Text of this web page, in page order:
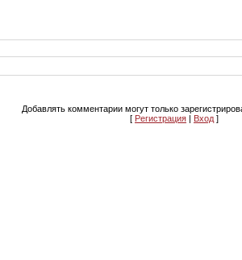
Добавлять комментарии могут только
[ Регистрация | Вход ]